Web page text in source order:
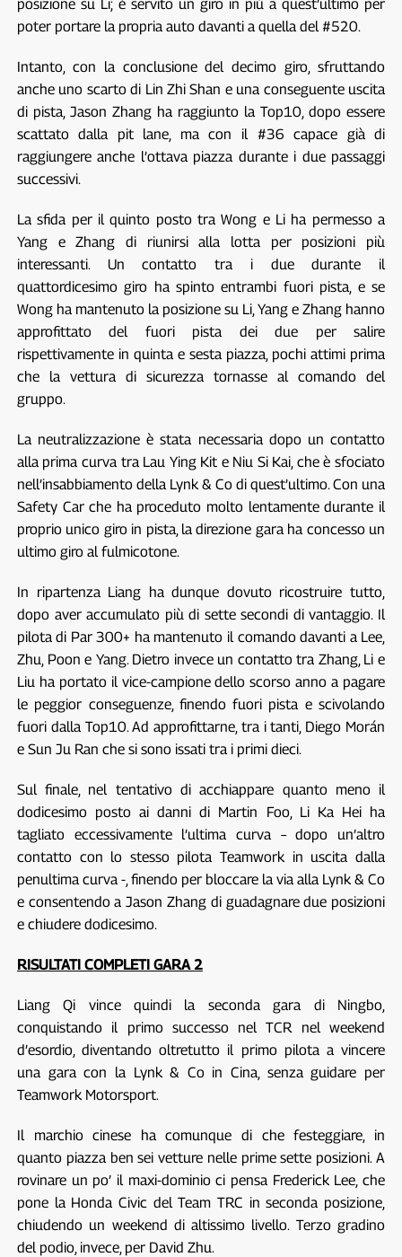
posizione su Li; è servito un giro in più a quest’ultimo per
poter portare la propria auto davanti a quella del #520.
Intanto, con la conclusione del decimo giro, sfruttando
anche uno scarto di Lin Zhi Shan e una conseguente uscita
di pista, Jason Zhang ha raggiunto la Top10, dopo essere
scattato dalla pit lane, ma con il #36 capace già di
raggiungere anche l’ottava piazza durante i due passaggi
successivi.
La sfida per il quinto posto tra Wong e Li ha permesso a
Yang e Zhang di riunirsi alla lotta per posizioni più
interessanti. Un contatto tra i due durante il
quattordicesimo giro ha spinto entrambi fuori pista, e se
Wong ha mantenuto la posizione su Li, Yang e Zhang hanno
approfittato del fuori pista dei due per salire
rispettivamente in quinta e sesta piazza, pochi attimi prima
che la vettura di sicurezza tornasse al comando del
gruppo.
La neutralizzazione è stata necessaria dopo un contatto
alla prima curva tra Lau Ying Kit e Niu Si Kai, che è sfociato
nell’insabbiamento della Lynk & Co di quest’ultimo. Con una
Safety Car che ha proceduto molto lentamente durante il
proprio unico giro in pista, la direzione gara ha concesso un
ultimo giro al fulmicotone.
In ripartenza Liang ha dunque dovuto ricostruire tutto,
dopo aver accumulato più di sette secondi di vantaggio. Il
pilota di Par 300+ ha mantenuto il comando davanti a Lee,
Zhu, Poon e Yang. Dietro invece un contatto tra Zhang, Li e
Liu ha portato il vice-campione dello scorso anno a pagare
le peggior conseguenze, finendo fuori pista e scivolando
fuori dalla Top10. Ad approfittarne, tra i tanti, Diego Morán
e Sun Ju Ran che si sono issati tra i primi dieci.
Sul finale, nel tentativo di acchiappare quanto meno il
dodicesimo posto ai danni di Martin Foo, Li Ka Hei ha
tagliato eccessivamente l’ultima curva – dopo un’altro
contatto con lo stesso pilota Teamwork in uscita dalla
penultima curva -, finendo per bloccare la via alla Lynk & Co
e consentendo a Jason Zhang di guadagnare due posizioni
e chiudere dodicesimo.
RISULTATI COMPLETI GARA 2
Liang Qi vince quindi la seconda gara di Ningbo,
conquistando il primo successo nel TCR nel weekend
d’esordio, diventando oltretutto il primo pilota a vincere
una gara con la Lynk & Co in Cina, senza guidare per
Teamwork Motorsport.
Il marchio cinese ha comunque di che festeggiare, in
quanto piazza ben sei vetture nelle prime sette posizioni. A
rovinare un po’ il maxi-dominio ci pensa Frederick Lee, che
pone la Honda Civic del Team TRC in seconda posizione,
chiudendo un weekend di altissimo livello. Terzo gradino
del podio, invece, per David Zhu.